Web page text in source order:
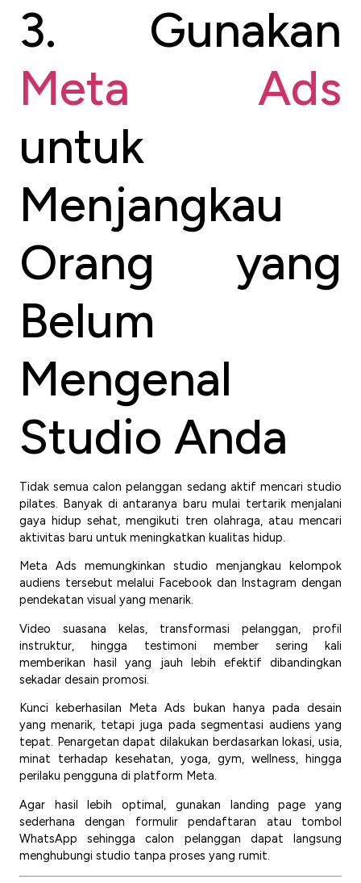
3. Gunakan
Meta Ads
untuk
Menjangkau
Orang yang
Belum
Mengenal
Studio Anda
Tidak semua calon pelanggan sedang aktif mencari studio
pilates. Banyak di antaranya baru mulai tertarik menjalani
gaya hidup sehat, mengikuti tren olahraga, atau mencari
aktivitas baru untuk meningkatkan kualitas hidup.
Meta Ads memungkinkan studio menjangkau kelompok
audiens tersebut melalui Facebook dan Instagram dengan
pendekatan visual yang menarik.
Video suasana kelas, transformasi pelanggan, profil
instruktur, hingga testimoni member sering kali
memberikan hasil yang jauh lebih efektif dibandingkan
sekadar desain promosi.
Kunci keberhasilan Meta Ads bukan hanya pada desain
yang menarik, tetapi juga pada segmentasi audiens yang
tepat. Penargetan dapat dilakukan berdasarkan lokasi, usia,
minat terhadap kesehatan, yoga, gym, wellness, hingga
perilaku pengguna di platform Meta.
Agar hasil lebih optimal, gunakan landing page yang
sederhana dengan formulir pendaftaran atau tombol
WhatsApp sehingga calon pelanggan dapat langsung
menghubungi studio tanpa proses yang rumit.